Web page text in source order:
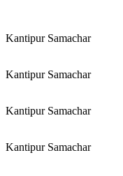
Kantipur Samachar
Kantipur Samachar
Kantipur Samachar
Kantipur Samachar